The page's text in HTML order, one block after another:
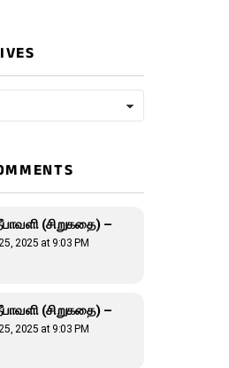
(சிறுகதை) –
2025 at 9:03 PM
(சிறுகதை) –
2025 at 9:03 PM